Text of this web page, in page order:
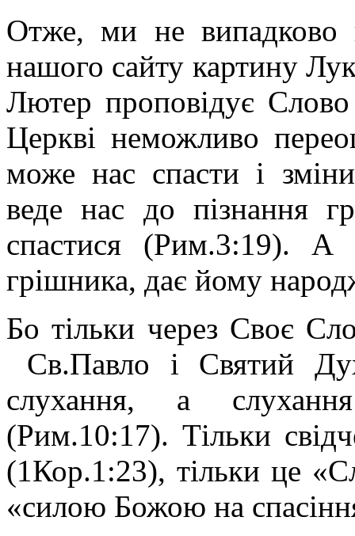
Отже, ми не випадково
нашого сайту картину
Лютер проповідує
Церкві неможливо
може нас спасти і
веде нас до пізнання
спастися (Рим.3:19). А
грішника, дає йому
Бо тільки через Своє
Св.Павло і Святий
слухання, а
(Рим.10:17). Тільки
(1Кор.1:23), тільки це
«силою Божою на